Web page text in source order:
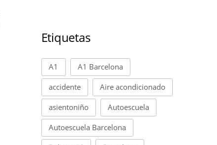
Etiquetas
A1 A1 Barcelona
accidente Aire acondicionado
asientoniño Autoescuela
Autoescuela Barcelona